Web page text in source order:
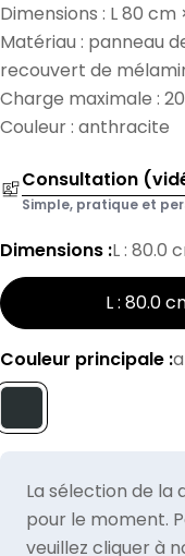
Dimensions : L 80
Matériau : panneau
recouvert de
Charge maximale :
Couleur : anthracite
Consultation
Simple, pratique et
Dimensions :L : 80.0
L : 80.0
Couleur principale :
La sélection de la
pour le moment.
veuillez cliquer à